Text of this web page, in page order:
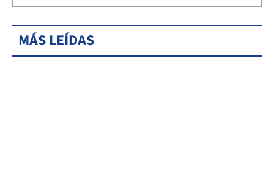
MÁS LEÍDAS